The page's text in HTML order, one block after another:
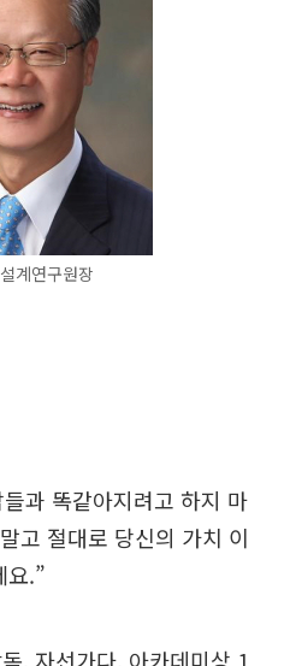
계연구원장
과 똑같아지려고 하지 마
고 절대로 당신의 가치 이
요.”